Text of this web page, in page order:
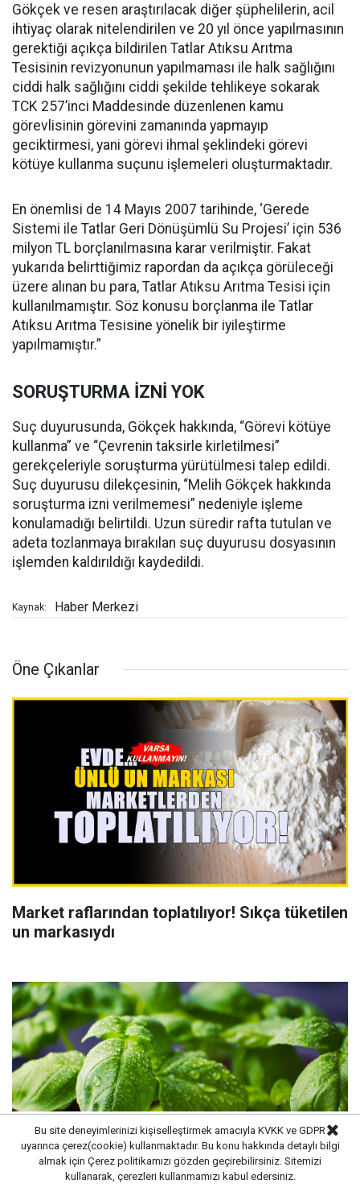
Gökçek ve resen araştırılacak diğer şüphelilerin, acil
ihtiyaç olarak nitelendirilen ve 20 yıl önce yapılmasının
gerektiği açıkça bildirilen Tatlar Atıksu Arıtma
Tesisinin revizyonunun yapılmaması ile halk sağlığını
ciddi halk sağlığını ciddi şekilde tehlikeye sokarak
TCK 257’inci Maddesinde düzenlenen kamu
görevlisinin görevini zamanında yapmayıp
geciktirmesi, yani görevi ihmal şeklindeki görevi
kötüye kullanma suçunu işlemeleri oluşturmaktadır.
En önemlisi de 14 Mayıs 2007 tarihinde, ‘Gerede
Sistemi ile Tatlar Geri Dönüşümlü Su Projesi’ için 536
milyon TL borçlanılmasına karar verilmiştir. Fakat
yukarıda belirttiğimiz rapordan da açıkça görüleceği
üzere alınan bu para, Tatlar Atıksu Arıtma Tesisi için
kullanılmamıştır. Söz konusu borçlanma ile Tatlar
Atıksu Arıtma Tesisine yönelik bir iyileştirme
yapılmamıştır.”
SORUŞTURMA İZNİ YOK
Suç duyurusunda, Gökçek hakkında, “Görevi kötüye
kullanma” ve “Çevrenin taksirle kirletilmesi”
gerekçeleriyle soruşturma yürütülmesi talep edildi.
Suç duyurusu dilekçesinin, “Melih Gökçek hakkında
soruşturma izni verilmemesi” nedeniyle işleme
konulamadığı belirtildi. Uzun süredir rafta tutulan ve
adeta tozlanmaya bırakılan suç duyurusu dosyasının
işlemden kaldırıldığı kaydedildi.
Kaynak: Haber Merkezi
Öne Çıkanlar
Market raflarından toplatılıyor! Sıkça tüketilen
un markasıydı
Bu site deneyimlerinizi kişiselleştirmek amacıyla KVKK ve GDPR
uyarınca çerez(cookie) kullanmaktadır. Bu konu hakkında detaylı bilgi
almak için Çerez politikamızı gözden geçirebilirsiniz. Sitemizi
kullanarak, çerezleri kullanmamızı kabul edersiniz.